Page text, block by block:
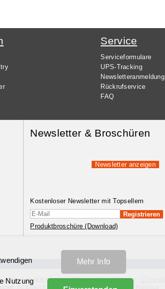
Service
Serviceformulare
UPS-Tracking
Newsletteranmeldung
Rückrufservice
FAQ
Newsletter & Broschüren
Newsletter anzeigen
Kostenloser Newsletter mit Topsellern
Registrieren
Produktbroschüre (Download)
Nutzung
Mehr Info